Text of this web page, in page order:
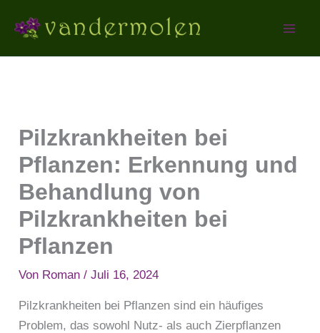
Inhalt
Pilzkrankheiten bei
Pflanzen: Erkennung und
Behandlung von
Pilzkrankheiten bei
Pflanzen
Von Roman/Juli 16, 2024
Pilzkrankheiten bei Pflanzen sind ein häufiges
Problem, das sowohl Nutz- als auch Zierpflanzen